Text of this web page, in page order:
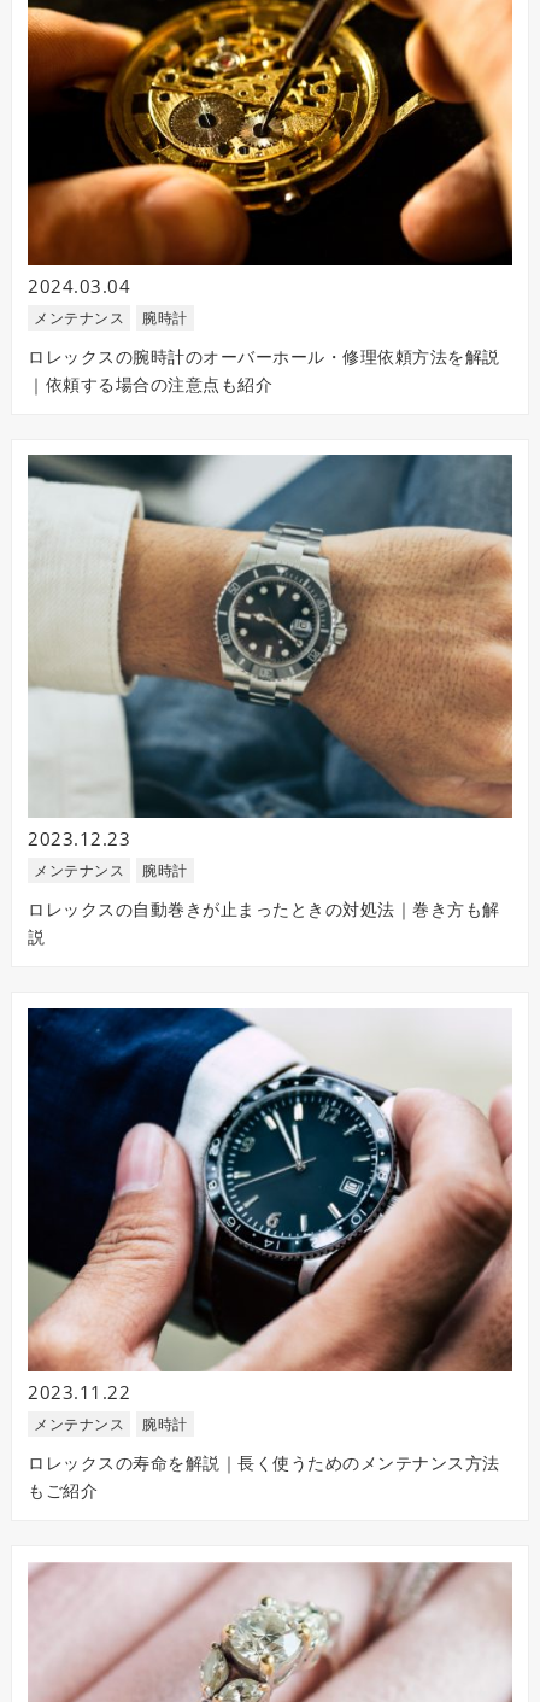
2024.03.04
メンテナンス 腕時計
ロレックスの腕時計のオーバーホール・修理依頼方法を解説
｜依頼する場合の注意点も紹介
2023.12.23
メンテナンス 腕時計
ロレックスの自動巻きが止まったときの対処法｜巻き方も解
説
2023.11.22
メンテナンス 腕時計
ロレックスの寿命を解説｜長く使うためのメンテナンス方法
もご紹介